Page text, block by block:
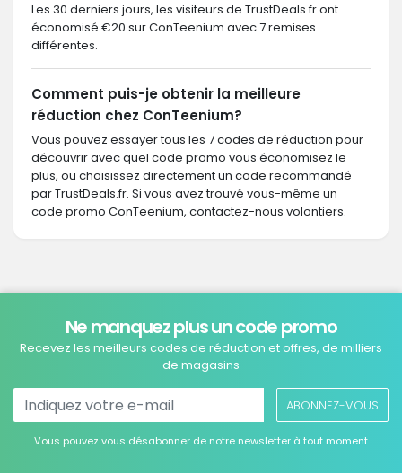
Les 30 derniers jours, les visiteurs de TrustDeals.fr ont
économisé €20 sur ConTeenium avec 7 remises
différentes.
Comment puis-je obtenir la meilleure
réduction chez ConTeenium?
Vous pouvez essayer tous les 7 codes de réduction pour
découvrir avec quel code promo vous économisez le
plus, ou choisissez directement un code recommandé
par TrustDeals.fr. Si vous avez trouvé vous-même un
code promo ConTeenium, contactez-nous volontiers.
Ne manquez plus un code promo
Recevez les meilleurs codes de réduction et offres, de milliers
de magasins
ABONNEZ-VOUS
Vous pouvez vous désabonner de notre newsletter à tout moment